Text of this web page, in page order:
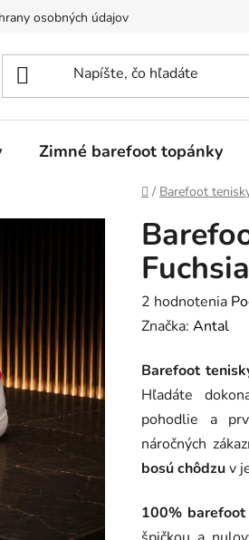
osobných údajov Dostupnosť
Zimné barefoot topánky
Domov
/ Barefoot
Fuchsia
Priemerné
hodnotenie
je
5,0
z
5
hviezdičiek.
2 hodnotenia
Značka: Antal
Barefoot
Hľadáte
pohodlie a
náročných
bosú chôdzuv
100%